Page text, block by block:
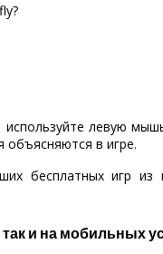
левую
объясняются в игре.
бесплатных игр
и на мобильных